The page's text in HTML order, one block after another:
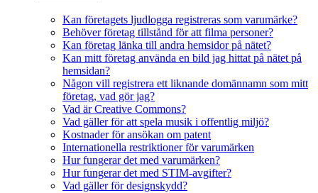
Kan företagets ljudlogga registreras som varumärke?
Behöver företag tillstånd för att filma personer?
Kan företag länka till andra hemsidor på nätet?
Kan mitt företag använda en bild jag hittat på nätet på
hemsidan?
Någon vill registrera ett liknande domännamn som mitt
företag, vad gör jag?
Vad är Creative Commons?
Vad gäller för att spela musik i offentlig miljö?
Kostnader för ansökan om patent
Internationella restriktioner för varumärken
Hur fungerar det med varumärken?
Hur fungerar det med STIM-avgifter?
Vad gäller för designskydd?